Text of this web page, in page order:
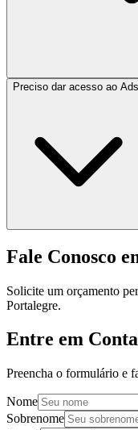
Preciso dar acesso ao
Fale Conosco
Solicite um orçamento
Portalegre.
Entre em
Preencha o formulário e
Nome
Sobrenome